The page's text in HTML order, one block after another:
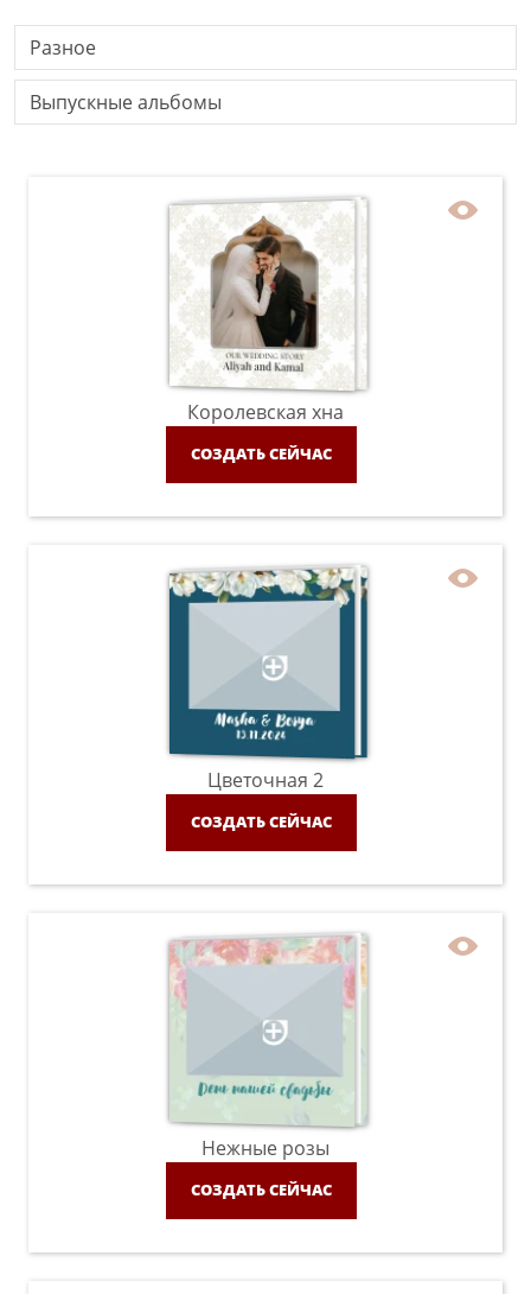
Разное
Выпускные альбомы
Королевская хна
СОЗДАТЬ СЕЙЧАС
Цветочная 2
СОЗДАТЬ СЕЙЧАС
Нежные розы
СОЗДАТЬ СЕЙЧАС